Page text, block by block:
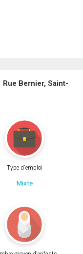
Bernier, Saint-
Type d'emploi
Mixte